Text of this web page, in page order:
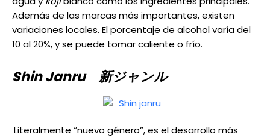
Además de las marcas más importantes, existen
variaciones locales. El porcentaje de alcohol varía del
10 al 20%, y se puede tomar caliente o frío.
Shin Janru 新ジャンル
Literalmente “nuevo género”, es el desarrollo más